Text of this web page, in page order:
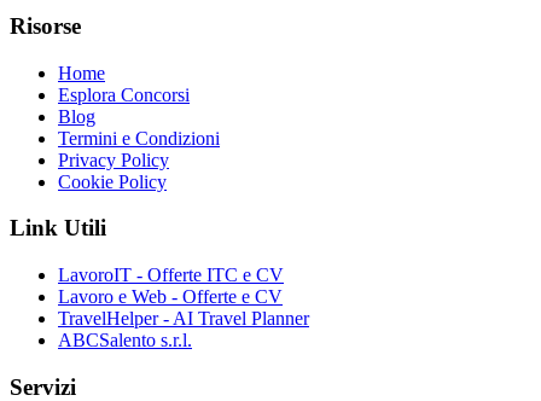
Risorse
Home
Esplora Concorsi
Blog
Termini e Condizioni
Privacy Policy
Cookie Policy
Link Utili
LavoroIT - Offerte ITC e CV
Lavoro e Web - Offerte e CV
TravelHelper - AI Travel Planner
ABCSalento s.r.l.
Servizi